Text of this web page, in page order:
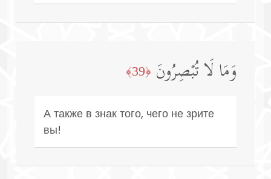
وَمَا لَا تُبۡصِرُونَ ﴿39﴾
А также в знак того, чего не зрите
вы!